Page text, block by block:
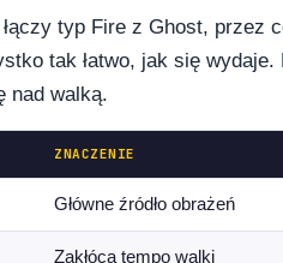
typ Fire z Ghost, przez
tak łatwo, jak się
nad walką.
ZNACZENIE
Główne źródło obrażeń
Zakłóca tempo walki